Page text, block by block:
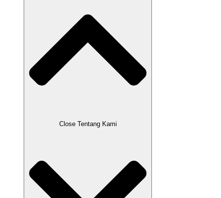
Close Tentang Kami